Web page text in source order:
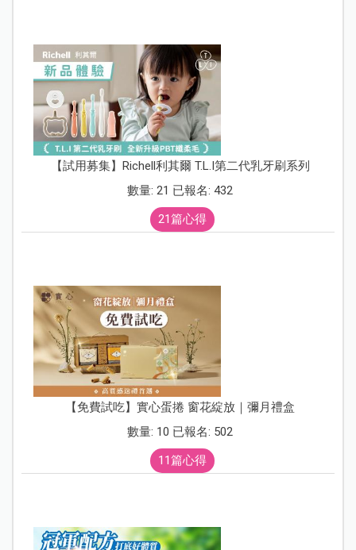
【試用募集】Richell利其爾 T.L.I第二代乳牙刷系列
數量: 21 已報名: 432
21篇心得
【免費試吃】實心蛋捲 窗花綻放｜彌月禮盒
數量: 10 已報名: 502
11篇心得